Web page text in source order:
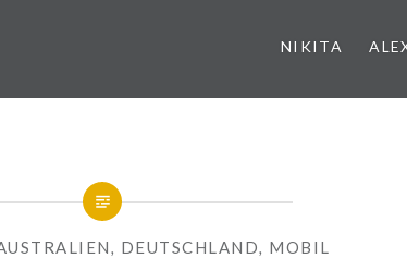
NIKITA
, DEUTSCHLAND, MOBIL